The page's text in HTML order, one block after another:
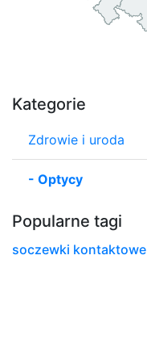
Kategorie
Zdrowie i uroda
- Optycy
Popularne tagi
soczewki kontaktowe